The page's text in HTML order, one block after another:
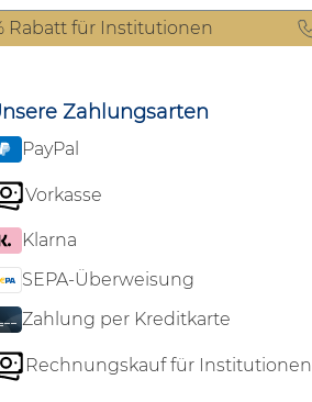
Rabatt für Institutionen
Zahlungsarten
PayPal
Vorkasse
Klarna
SEPA-Überweisung
Zahlung per Kreditkarte
Rechnungskauf für Institutionen